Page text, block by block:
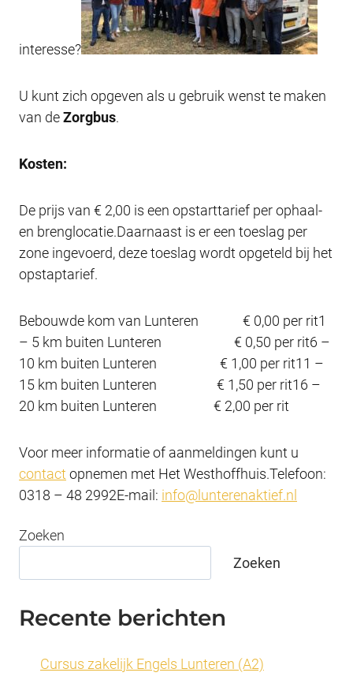
interesse?
U kunt zich opgeven als u gebruik wenst te maken
van deZorgbus.
Kosten:
De prijs van € 2,00 is een opstarttarief per ophaal-
en brenglocatie.Daarnaast is er een toeslag per
zone ingevoerd, deze toeslag wordt opgeteld bij het
opstaptarief.
Bebouwde kom van Lunteren € 0,00 per rit1
– 5 km buiten Lunteren € 0,50 per rit6 –
10 km buiten Lunteren € 1,00 per rit11 –
15 km buiten Lunteren € 1,50 per rit16 –
20 km buiten Lunteren € 2,00 per rit
Voor meer informatie of aanmeldingen kunt u
contact opnemen met Het Westhoffhuis.Telefoon:
0318 – 48 2992E-mail: info@lunterenaktief.nl
Zoeken
Zoeken
Recente berichten
Cursus zakelijk Engels Lunteren (A2)